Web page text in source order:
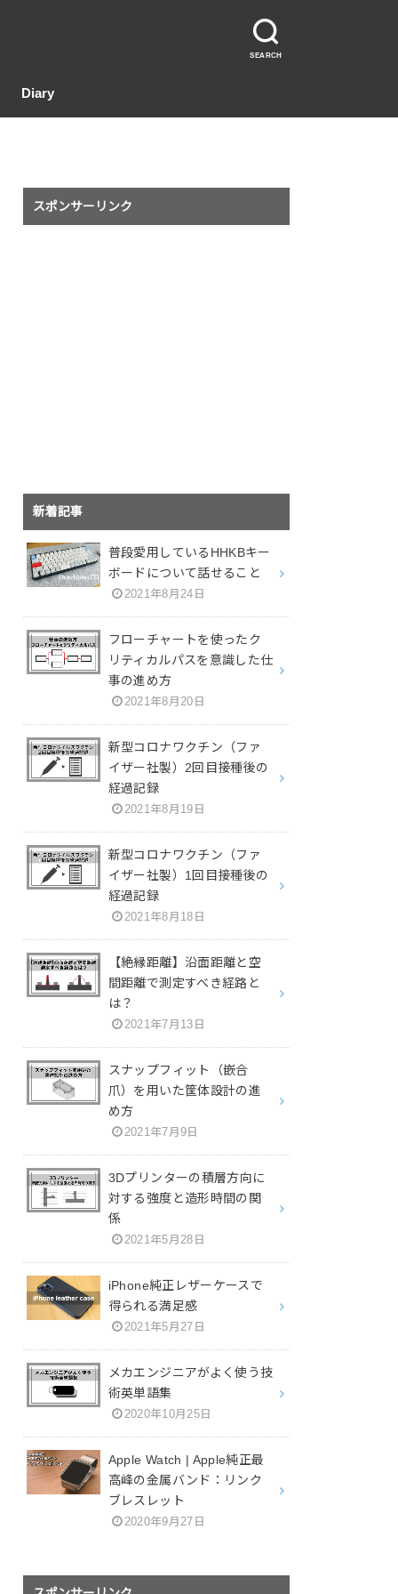
SEARCH
Diary
スポンサーリンク
新着記事
普段愛用しているHHKBキー
ボードについて話せること
2021年8月24日
フローチャートを使ったク
リティカルパスを意識した仕
事の進め方
2021年8月20日
新型コロナワクチン（ファ
イザー社製）2回目接種後の
経過記録
2021年8月19日
新型コロナワクチン（ファ
イザー社製）1回目接種後の
経過記録
2021年8月18日
【絶縁距離】沿面距離と空
間距離で測定すべき経路と
は？
2021年7月13日
スナップフィット（嵌合
爪）を用いた筐体設計の進
め方
2021年7月9日
3Dプリンターの積層方向に
対する強度と造形時間の関
係
2021年5月28日
iPhone純正レザーケースで
得られる満足感
2021年5月27日
メカエンジニアがよく使う技
術英単語集
2020年10月25日
Apple Watch | Apple純正最
高峰の金属バンド：リンク
ブレスレット
2020年9月27日